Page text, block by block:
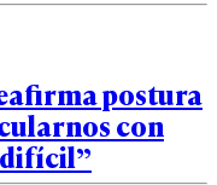
postura
con
difícil”